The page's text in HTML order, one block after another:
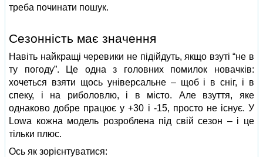
треба починати пошук.
Сезонність має значення
Навіть найкращі черевики не підійдуть, якщо взуті “не в
ту погоду”. Це одна з головних помилок новачків:
хочеться взяти щось універсальне – щоб і в сніг, і в
спеку, і на риболовлю, і в місто. Але взуття, яке
однаково добре працює у +30 і -15, просто не існує. У
Lowa кожна модель розроблена під свій сезон – і це
тільки плюс.
Ось як зорієнтуватися: